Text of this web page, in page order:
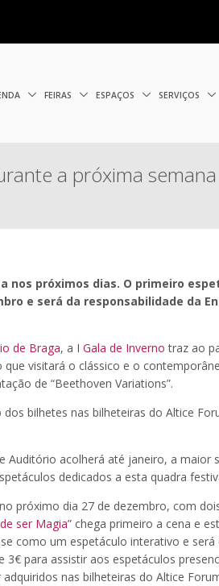
FEIRAS ESPAÇOS SERVIÇOS
a próxima semana
nos próximos dias. O primeiro
e será da responsabilidade da
de Braga, a I Gala de Inverno traz ao
que visitará o clássico e o
de “Beethoven Variations”.
bilhetes nas bilheteiras do Altice
Auditório acolherá até janeiro, a maior
dedicados a esta quadra
próximo dia 27 de dezembro, com
ser Magia” chega primeiro a cena e
como um espetáculo interativo e será
para assistir aos espetáculos
nas bilheteiras do Altice